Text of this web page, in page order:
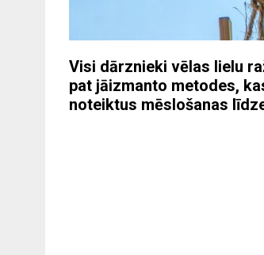
Visi dārznieki vēlas lielu
pat jāizmanto metodes,
noteiktus mēslošanas